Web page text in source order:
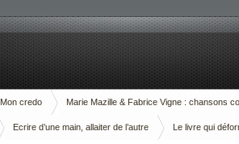
Mon credo Marie Mazille & Fabrice Vigne : chansons
Ecrire d’une main, allaiter de l’autre Le livre qui